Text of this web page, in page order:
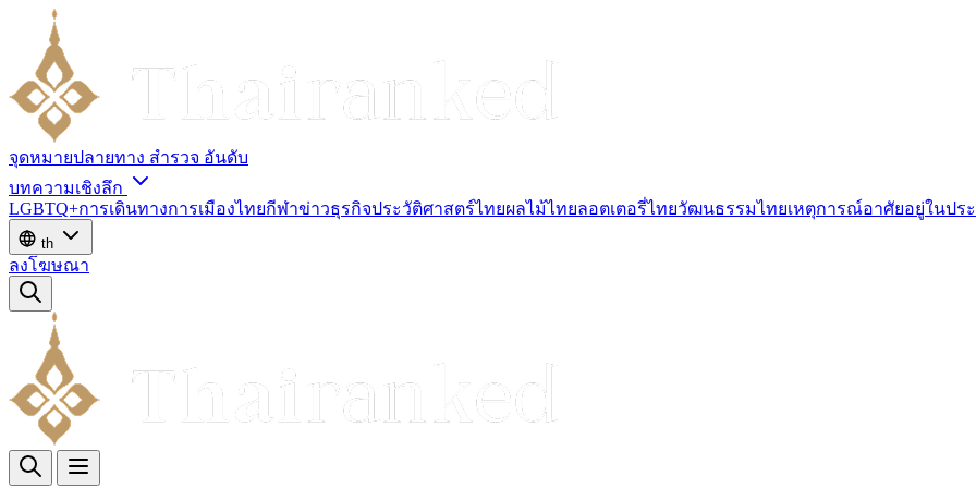
จุดหมายปลายทาง สำรวจ อันดับ
บทความเชิงลึก
LGBTQ+การเดินทางการเมืองไทยกีฬาข่าวธุรกิจประวัติศาสตร์ไทยผลไม้ไทยลอตเตอรี่ไทยวัฒนธรรมไทยเหตุการณ์อาศัยอยู่ในปร
th
ลงโฆษณา